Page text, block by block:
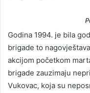
Godina 1994. je bila
brigade to
akcijom početkom
brigade zauzimaju
Vukovac, koja su